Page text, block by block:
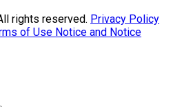
rights reserved. Privacy Policy
of Use Notice and Notice